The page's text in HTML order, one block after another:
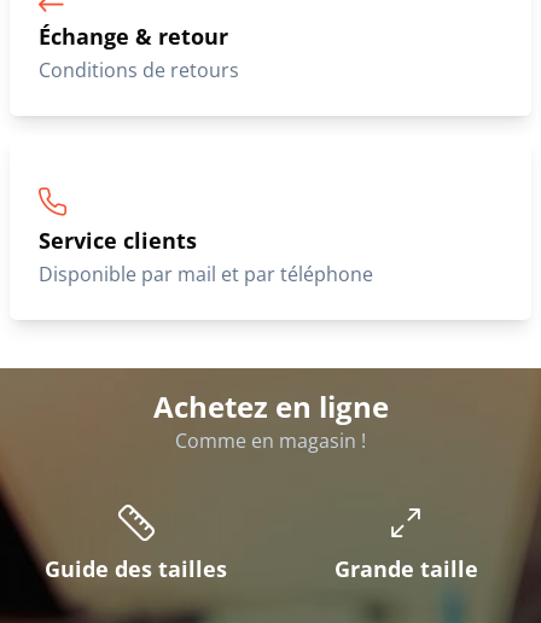
Échange & retour
Conditions de retours
Service clients
Disponible par mail et par téléphone
Achetez en ligne
Comme en magasin !
Guide des tailles Grande taille